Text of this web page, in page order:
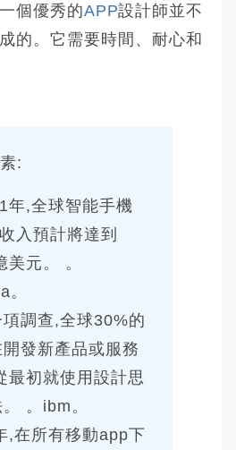
個優秀的APP設計師並不
的。它需要時間、耐心和
:
年,全球智能手機
入預計將達到
美元。 。
調查,全球30%的
發新產品或服務
最初就使用設計思
。ibm。
,在所有移動app下